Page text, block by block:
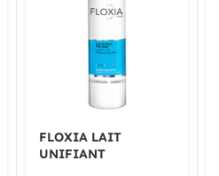
FLOXIA LAIT
UNIFIANT